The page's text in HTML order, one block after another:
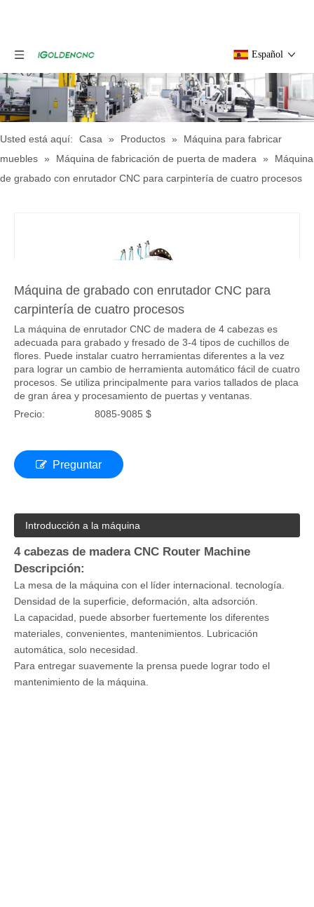
Español
Usted está aquí: Casa » Productos »
Máquina para fabricar
muebles » Máquina de fabricación de puerta de madera »
Máquina
de grabado con enrutador CNC para carpintería de cuatro procesos
Máquina de grabado con enrutador CNC para
carpintería de cuatro procesos
La máquina de enrutador CNC de madera de 4 cabezas es
adecuada para grabado y fresado de 3-4 tipos de cuchillos de
flores. Puede instalar cuatro herramientas diferentes a la vez
para lograr un cambio de herramienta automático fácil de cuatro
procesos. Se utiliza principalmente para varios tallados de placa
de gran área y procesamiento de puertas y ventanas.
Precio:
8085-9085 $
Preguntar
Introducción a la máquina
4 cabezas de madera CNC Router Machine
Descripción:
La mesa de la máquina con el líder internacional. tecnología.
Densidad de la superficie, deformación, alta adsorción.
La capacidad, puede absorber fuertemente los diferentes
materiales, convenientes, mantenimientos. Lubricación
automática, solo necesidad.
Para entregar suavemente la prensa puede lograr todo el
mantenimiento de la máquina.